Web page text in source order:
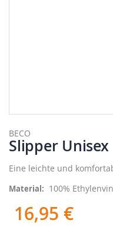
Anfang
der
Bildergalerie
springen
BECO
Slipper Unisex
Eine leichte und
Material 100%
16,95 €